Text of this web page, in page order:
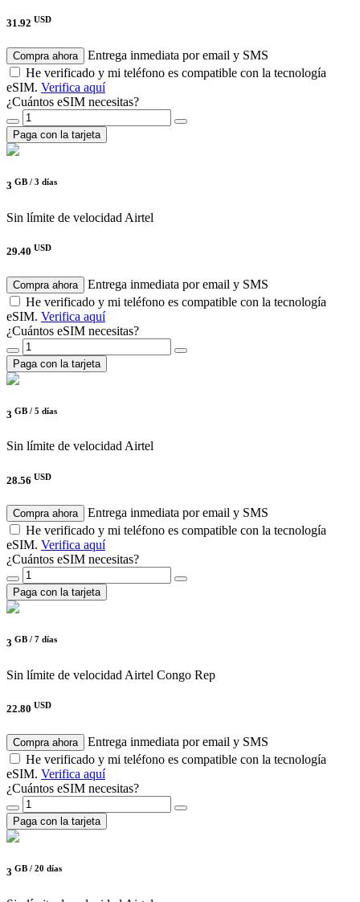
31.92 USD
Compra ahora
Entrega inmediata por email y SMS
He verificado y mi teléfono es compatible con la tecnología
eSIM. Verifica aquí
¿Cuántos eSIM necesitas?
Paga con la tarjeta
3 GB / 3 días
Sin límite de velocidad Airtel
29.40 USD
Compra ahora
Entrega inmediata por email y SMS
He verificado y mi teléfono es compatible con la tecnología
eSIM. Verifica aquí
¿Cuántos eSIM necesitas?
Paga con la tarjeta
3 GB / 5 días
Sin límite de velocidadAirtel
28.56 USD
Compra ahora
Entrega inmediata por email y SMS
He verificado y mi teléfono es compatible con la tecnología
eSIM. Verifica aquí
¿Cuántos eSIM necesitas?
Paga con la tarjeta
3 GB / 7 días
Sin límite de velocidad Airtel Congo Rep
22.80 USD
Compra ahora
Entrega inmediata por email y SMS
He verificado y mi teléfono es compatible con la tecnología
eSIM. Verifica aquí
¿Cuántos eSIM necesitas?
Paga con la tarjeta
3 GB / 20 días